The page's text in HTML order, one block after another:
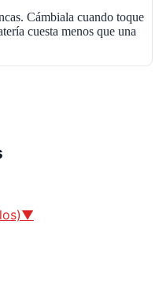
Cámbiala cuando toque
cuesta menos que una